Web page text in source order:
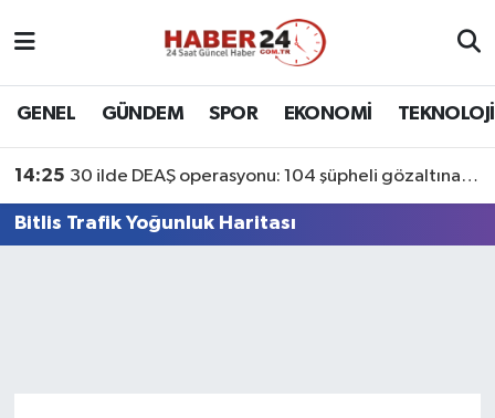
GENEL GÜNDEM SPOR EKONOMİ TEKNOLOJİ
14:25 30 ilde DEAŞ operasyonu: 104 şüpheli gözaltına alındı
Bitlis Trafik Yoğunluk Haritası
Nöbetçi Eczaneler